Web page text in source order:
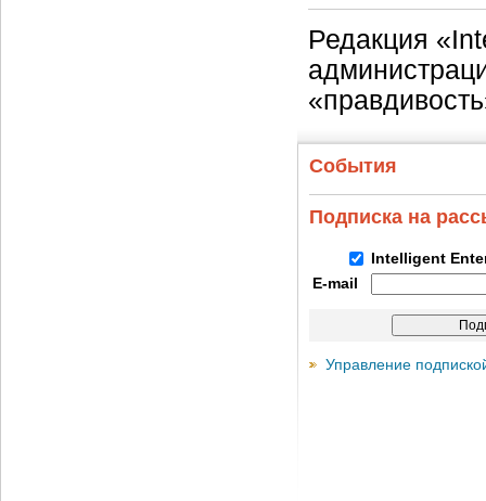
Редакция
События
Подписка на
Intelligent
E-mail
Управление